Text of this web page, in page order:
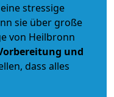
stressige
sie über große
von Heilbronn
und
dass alles